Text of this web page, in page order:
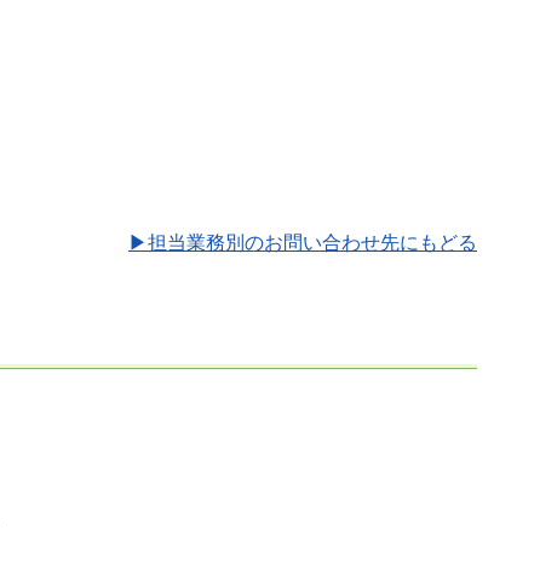
▶担当業務別のお問い合わせ先にもどる